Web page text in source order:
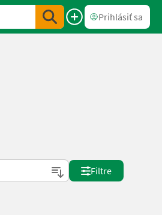
Prihlásiť sa
Filtre